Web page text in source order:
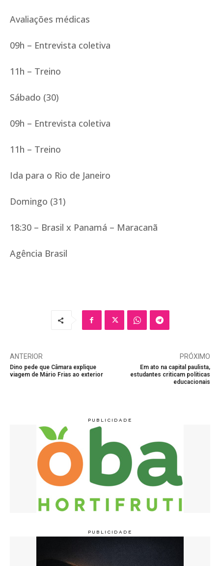
Avaliações médicas
09h – Entrevista coletiva
11h – Treino
Sábado (30)
09h – Entrevista coletiva
11h – Treino
Ida para o Rio de Janeiro
Domingo (31)
18:30 – Brasil x Panamá – Maracanã
Agência Brasil
ANTERIOR
Dino pede que Câmara explique
viagem de Mário Frias ao exterior
PRÓXIMO
Em ato na capital paulista,
estudantes criticam políticas
educacionais